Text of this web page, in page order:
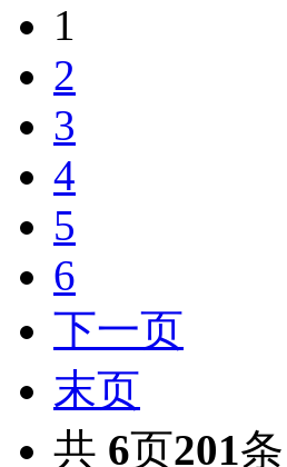
1
2
3
4
5
6
下一页
末页
共 6页201条